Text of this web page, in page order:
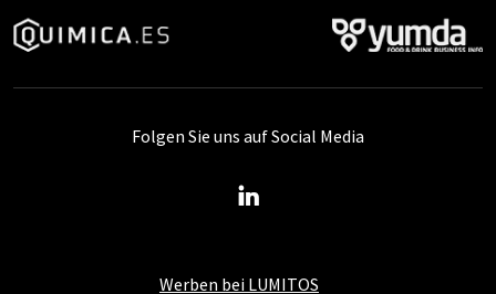
Werben bei LUMITOS
Folgen Sie uns auf Social Media